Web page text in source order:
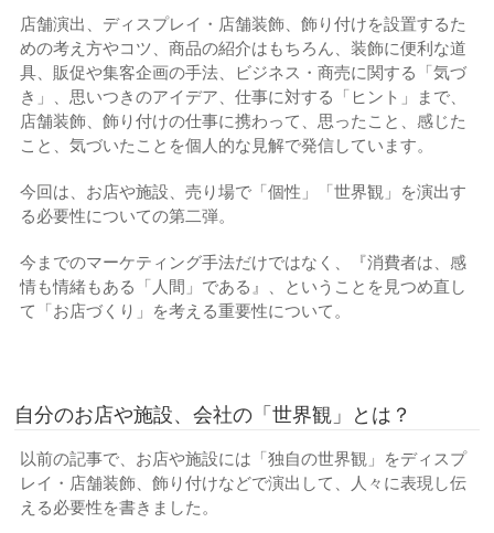
店舗演出、ディスプレイ・店舗装飾、飾り付けを設置するた
めの考え方やコツ、商品の紹介はもちろん、装飾に便利な道
具、販促や集客企画の手法、ビジネス・商売に関する「気づ
き」、思いつきのアイデア、仕事に対する「ヒント」
まで、
店舗装飾、飾り付けの仕事に携わって、思ったこと、感じた
こと、気づいたことを個人的な見解で発信しています。
今回は、お店や施設、売り場で「個性」「世界観」を演出す
る必要性についての第二弾。
今までのマーケティング手法だけではなく、『消費者は、感
情も情緒もある「人間」である』、ということを見つめ直し
て「お店づくり」を考える重要性について。
自分のお店や施設、会社の「世界観」とは？
以前の記事で、お店や施設には「独自の世界観」をディスプ
レイ・店舗装飾、飾り付けなどで演出して、人々に表現し伝
える必要性を書きました。